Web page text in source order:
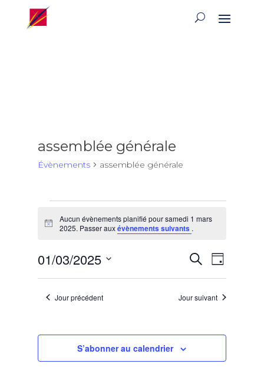
assemblée générale
Évènements assemblée générale
for
1
mars
2025
Notice
Aucun évènements planifié pour samedi 1 mars
2025. Passer auxévènements suivants .
de
Recherche
de
vues
Jour
01/03/2025
date.Jour précédent Jour suivant
S’abonner au calendrier